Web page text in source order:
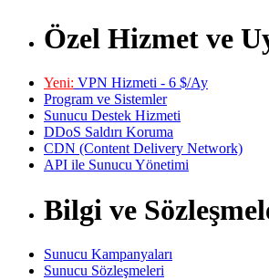
Özel Hizmet ve
Yeni: VPN Hizmeti - 6 $/Ay
Program ve Sistemler
Sunucu Destek Hizmeti
DDoS Saldırı Koruma
CDN (Content Delivery Network)
API ile Sunucu Yönetimi
Bilgi ve
Sunucu Kampanyaları
Sunucu Sözleşmeleri